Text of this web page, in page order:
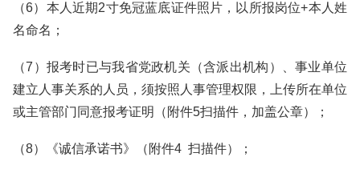
（6）本人近期2寸免冠蓝底证件照片，以所报岗位+本人姓
名命名；
（7）报考时已与我省党政机关（含派出机构）、事业单位
建立人事关系的人员，须按照人事管理权限，上传所在单位
或主管部门同意报考证明（附件5扫描件，加盖公章）；
（8）《诚信承诺书》（附件4 扫描件）；